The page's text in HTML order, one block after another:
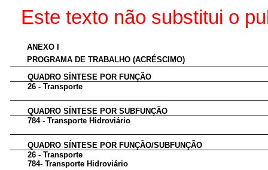
Este texto não substitui o
ANEXO I
PROGRAMA DE TRABALHO (ACRÉSCIMO)
QUADRO SÍNTESE POR FUNÇÃO
26 - Transporte
QUADRO SÍNTESE POR SUBFUNÇÃO
784 - Transporte Hidroviário
QUADRO SÍNTESE POR FUNÇÃO/SUBFUNÇÃO
26 - Transporte
784- Transporte Hidroviário